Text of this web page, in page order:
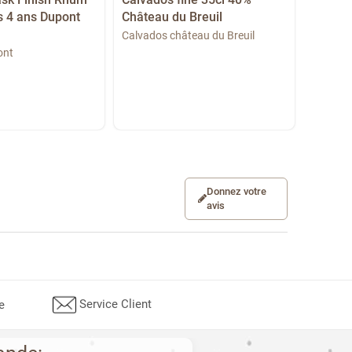
4 ans Dupont
Château du Breuil
Calvados château du Breuil
Donnez votre
avis
Service Client